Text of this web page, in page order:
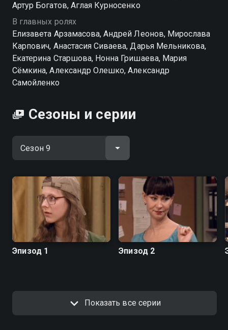
Артур Богатов, Аглая Курносенко
В главных ролях
Елизавета Арзамасова, Андрей Леонов, Мирослава
Карпович, Анастасия Сиваева, Дарья Мельникова,
Екатерина Старшова, Нонна Гришаева, Мария
Сёмкина, Александр Олешко, Александр
Самойленко
Сезоны и серии
Эпизод 1 Эпизод 2
Показать все серии